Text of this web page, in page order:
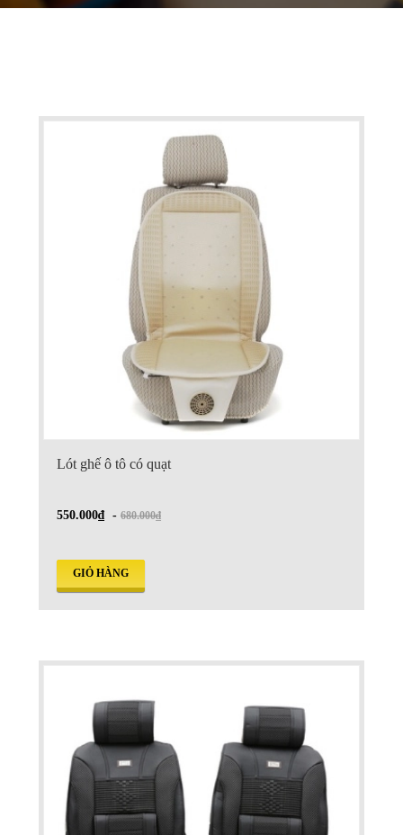
Lót ghế ô tô có quạt
550.000₫ - 680.000₫
GIỎ HÀNG